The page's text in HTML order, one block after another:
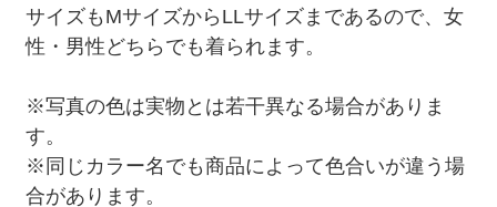
サイズもMサイズからLLサイズまであるので、女
性・男性どちらでも着られます。
※写真の色は実物とは若干異なる場合がありま
す。
※同じカラー名でも商品によって色合いが違う場
合があります。